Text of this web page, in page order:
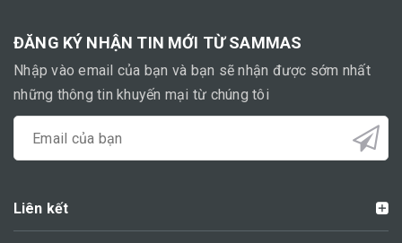
ĐĂNG KÝ NHẬN TIN MỚI TỪ SAMMAS
Nhập vào email của bạn và bạn sẽ nhận được sớm nhất
những thông tin khuyến mại từ chúng tôi
Liên kết